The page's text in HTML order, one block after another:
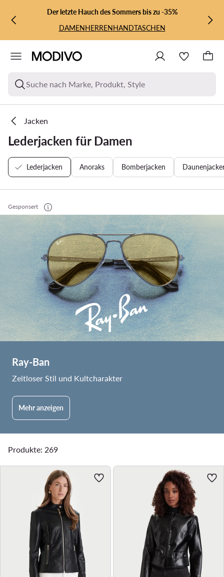
ZUM HAUPTINHALT SPRINGEN
ZUR SUCHEDer letzte Hauch des Sommers bis zu -35%
DAMENHERRENHANDTASCHEN
Suche nach Marke, Produkt, Style
Jacken
Lederjacken für Damen
Lederjacken Anoraks Bomberjacken
Gesponsert
Ray-Ban
Zeitloser Stil und Kultcharakter
Mehr anzeigen
Produkte: 269